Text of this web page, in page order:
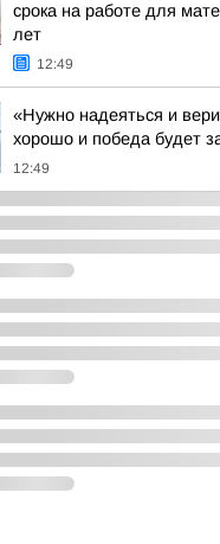
срока на работе для
лет
12:49
«Нужно надеяться и
хорошо и победа будет
12:49